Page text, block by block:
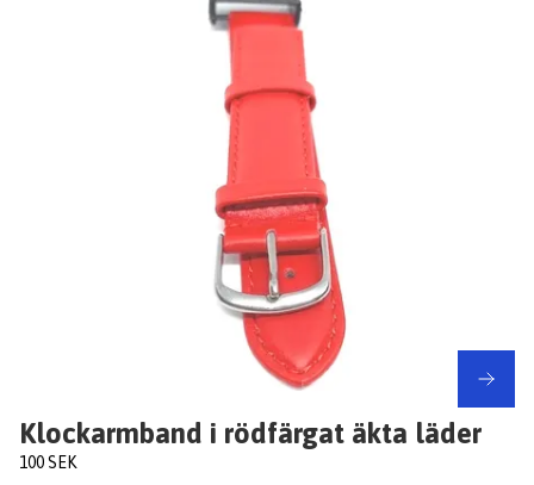
Klockarmband i rödfärgat äkta läder
100 SEK